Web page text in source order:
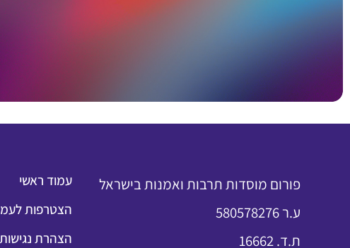
פורום מוסדות תרבות ואמנות בישראל
ע.ר 580578276
ת.ד. 16662
עמוד ראשי
הצטרפות
הצהרת נגישות